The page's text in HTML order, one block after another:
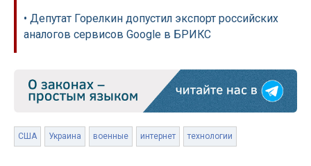
• Депутат Горелкин допустил экспорт российских
аналогов сервисов Google в БРИКС
США Украина военные интернет технологии